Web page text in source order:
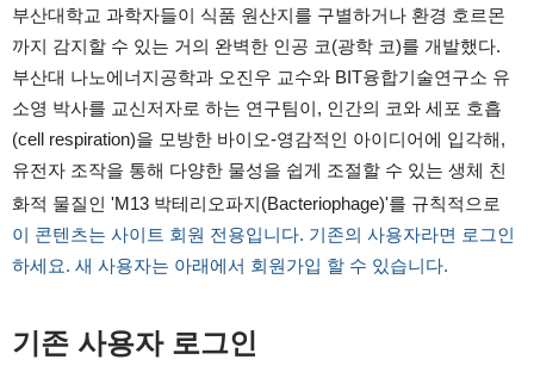
부산대학교 과학자들이 식품 원산지를 구별하거나 환경 호르몬
까지 감지할 수 있는 거의 완벽한 인공 코(광학 코)를 개발했다.
부산대 나노에너지공학과 오진우 교수와 BIT융합기술연구소 유
소영 박사를 교신저자로 하는 연구팀이, 인간의 코와 세포 호흡
(cell respiration)을 모방한 바이오-영감적인 아이디어에 입각해,
유전자 조작을 통해 다양한 물성을 쉽게 조절할 수 있는 생체 친
화적 물질인 'M13 박테리오파지(Bacteriophage)'를 규칙적으로
이 콘텐츠는 사이트 회원 전용입니다. 기존의 사용자라면 로그인
하세요. 새 사용자는 아래에서 회원가입 할 수 있습니다.
기존 사용자 로그인